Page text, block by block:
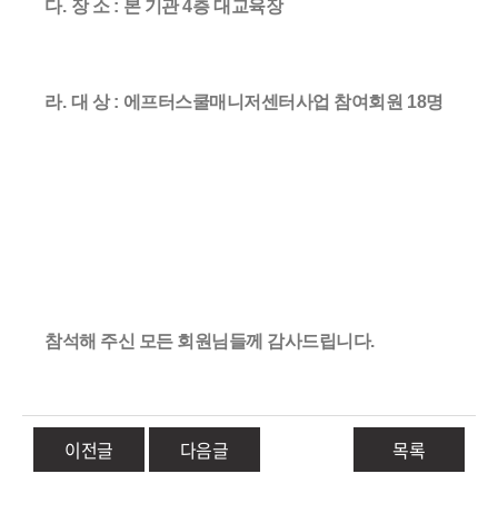
다. 장 소 : 본 기관4층 대교육장
라. 대 상: 에프터스쿨매니저센터사업 참여회원 18명
참석해 주신 모든 회원님들께 감사드립니다.
이전글 다음글 목록